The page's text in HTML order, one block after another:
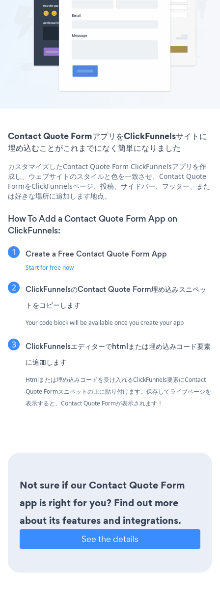
Contact Quote FormアプリをClickFunnelsサイトに
埋め込むことがこれまでになく簡単になりました
カスタマイズしたContact Quote Form ClickFunnelsアプリを作
成し、ウェブサイトのスタイルと色を一致させ、Contact Quote
FormをClickFunnelsページ、投稿、サイドバー、フッター、また
は好きな場所に追加します地点。
How To Add a Contact Quote Form App on
ClickFunnels:
Create a Free Contact Quote Form App
Start for free now
ClickFunnelsのContact Quote Form埋め込みスニペッ
トをコピーします
Your code block will be available once you create your app
ClickFunnelsエディターでhtmlまたは埋め込みコード要素
に追加します
Htmlまたは埋め込みコードを受け入れるClickFunnels要素にContact
Quote Formスニペットの上に貼り付けます。保存してライブページを
表示すると、Contact Quote Formが表示されます！
Not sure if our Contact Quote Form
app is right for you? Find out more
about its features and integrations.
See the details